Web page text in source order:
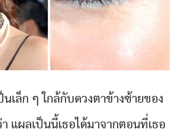
เล็ก ๆ ใกล้กับดวงตาข้างซ้ายของ
า แผลเป็นนี้เธอได้มาจากตอนที่เธอ